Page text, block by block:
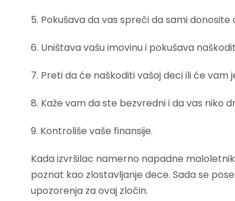
5. Pokušava da vas spreči da sami donosite
6. Uništava vašu imovinu i pokušava
7. Preti da će naškoditi vašoj deci ili će vam
8. Kaže vam da ste bezvredni i da vas niko
9. Kontroliše vaše finansije.
Kada izvršilac namerno napadne
poznat kao zlostavljanje dece. Sada se
upozorenja za ovaj zločin.